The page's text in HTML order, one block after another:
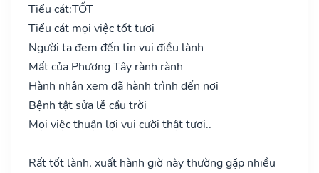
Tiểu cát:TỐT
Tiểu cát mọi việc tốt tươi
Người ta đem đến tin vui điều lành
Mất của Phương Tây rành rành
Hành nhân xem đã hành trình đến nơi
Bệnh tật sửa lễ cầu trời
Mọi việc thuận lợi vui cười thật tươi..
Rất tốt lành, xuất hành giờ này thường gặp nhiều